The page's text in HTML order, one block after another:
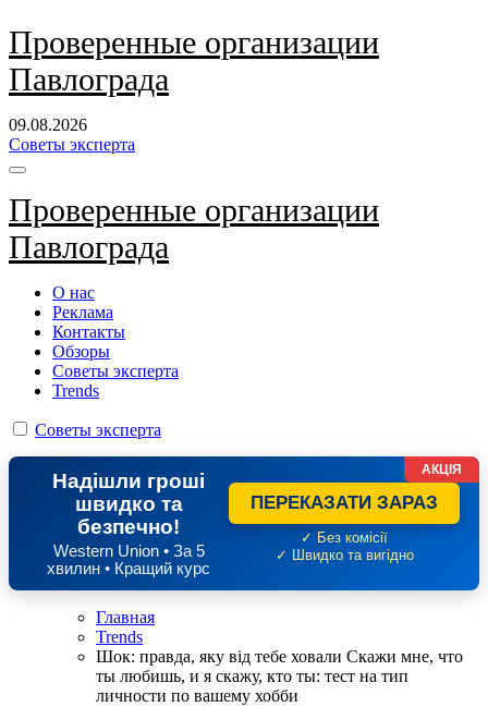
Перейти
к
содержанию
Проверенные организации
Павлограда
09.08.2026
Советы эксперта
Проверенные организации
Павлограда
О нас
Реклама
Контакты
Обзоры
Советы эксперта
Trends
Советы эксперта
Надішли гроші
швидко та
безпечно!
Western Union • За 5
хвилин • Кращий курс
ПЕРЕКАЗАТИ ЗАРАЗ
✓ Без комісії
✓ Швидко та вигідно
АКЦІЯ
Главная
Trends
Шок: правда, яку від тебе ховали Скажи мне, что
ты любишь, и я скажу, кто ты: тест на тип
личности по вашему хобби